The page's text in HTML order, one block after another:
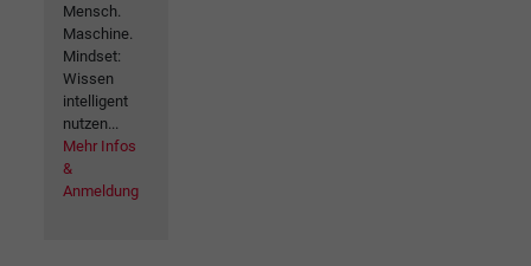
Mensch.
Maschine.
Mindset:
Wissen
intelligent
nutzen...
Mehr Infos
&
Anmeldung